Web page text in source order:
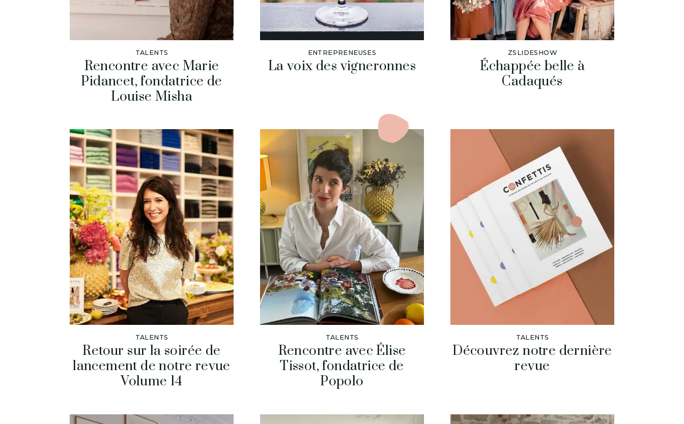
TALENTS
Rencontre avec Marie
Pidancet, fondatrice de
Louise Misha
ENTREPRENEUSES
La voix des vigneronnes
ZSLIDESHOW
Échappée belle à
Cadaqués
TALENTS
Retour sur la soirée de
lancement de notre revue
Volume 14
TALENTS
Rencontre avec Élise
Tissot, fondatrice de
Popolo
TALENTS
Découvrez notre dernière
revue